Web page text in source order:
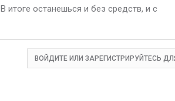
итоге останешься и без средств, и с
ВОЙДИТЕ ИЛИ ЗАРЕГИСТРИРУЙТЕСЬ